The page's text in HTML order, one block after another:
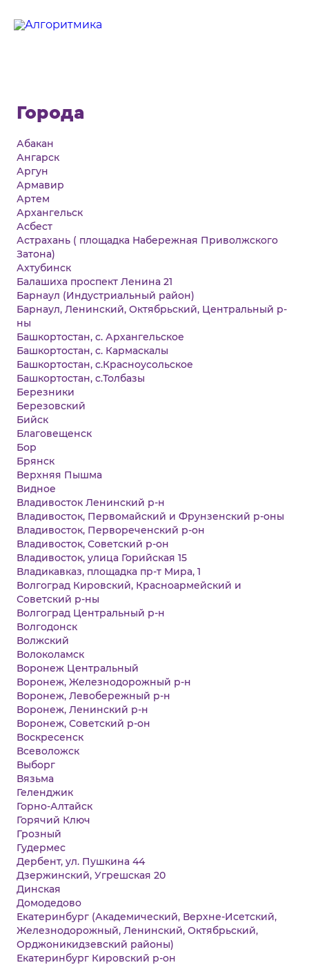
Города
Абакан
Ангарск
Аргун
Армавир
Артем
Архангельск
Асбест
Астрахань ( площадка Набережная Приволжского
Затона)
Ахтубинск
Балашиха проспект Ленина 21
Барнаул (Индустриальный район)
Барнаул, Ленинский, Октябрьский, Центральный р-
ны
Башкортостан, с. Архангельское
Башкортостан, с. Кармаскалы
Башкортостан, с.Красноусольское
Башкортостан, с.Толбазы
Березники
Березовский
Бийск
Благовещенск
Бор
Брянск
Верхняя Пышма
Видное
Владивосток Ленинский р-н
Владивосток, Первомайский и Фрунзенский р-оны
Владивосток, Первореченский р-он
Владивосток, Советский р-он
Владивосток, улица Горийская 15
Владикавказ, площадка пр-т Мира, 1
Волгоград Кировский, Красноармейский и
Советский р-ны
Волгоград Центральный р-н
Волгодонск
Волжский
Волоколамск
Воронеж Центральный
Воронеж, Железнодорожный р-н
Воронеж, Левобережный р-н
Воронеж, Ленинский р-н
Воронеж, Советский р-он
Воскресенск
Всеволожск
Выборг
Вязьма
Геленджик
Горно-Алтайск
Горячий Ключ
Грозный
Гудермес
Дербент, ул. Пушкина 44
Дзержинский, Угрешская 20
Динская
Домодедово
Екатеринбург (Академический, Верхне-Исетский,
Железнодорожный, Ленинский, Октябрьский,
Орджоникидзевский районы)
Екатеринбург Кировский р-он